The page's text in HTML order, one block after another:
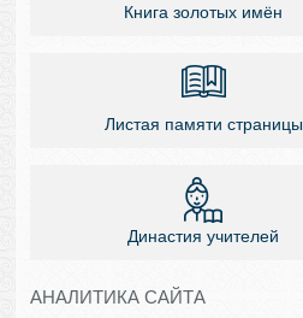
Книга золотых имён
Листая памяти страницы
Династия учителей
АНАЛИТИКА САЙТА